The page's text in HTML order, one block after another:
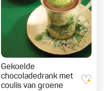
Gekoelde
chocoladedrank met
coulis van groene